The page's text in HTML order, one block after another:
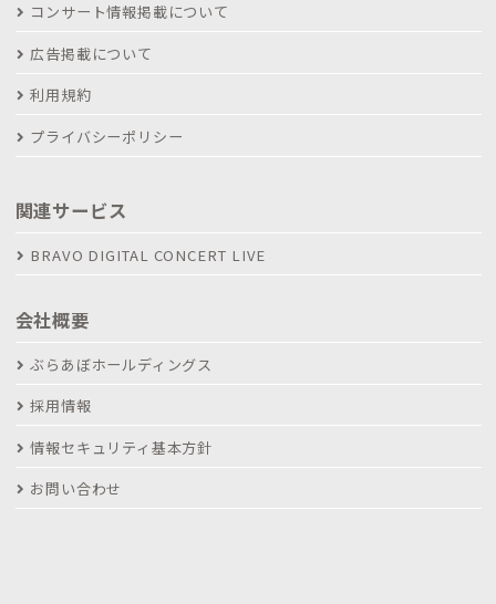
コンサート情報掲載について
広告掲載について
利用規約
プライバシーポリシー
関連サービス
BRAVO DIGITAL CONCERT LIVE
会社概要
ぶらあぼホールディングス
採用情報
情報セキュリティ基本方針
お問い合わせ